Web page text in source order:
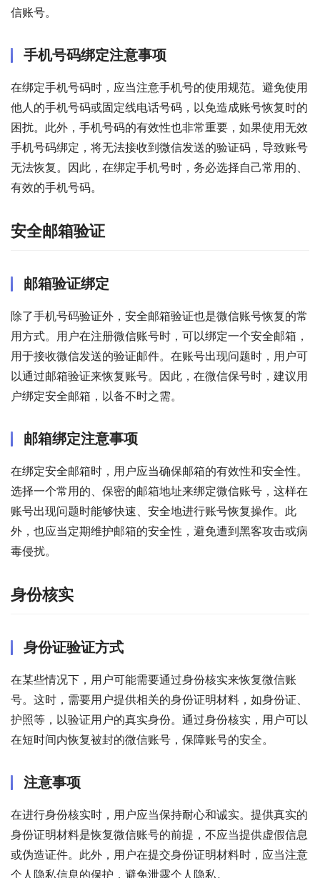
信账号。
手机号码绑定注意事项
在绑定手机号码时，应当注意手机号的使用规范。避免使用
他人的手机号码或固定线电话号码，以免造成账号恢复时的
困扰。此外，手机号码的有效性也非常重要，如果使用无效
手机号码绑定，将无法接收到微信发送的验证码，导致账号
无法恢复。因此，在绑定手机号时，务必选择自己常用的、
有效的手机号码。
安全邮箱验证
邮箱验证绑定
除了手机号码验证外，安全邮箱验证也是微信账号恢复的常
用方式。用户在注册微信账号时，可以绑定一个安全邮箱，
用于接收微信发送的验证邮件。在账号出现问题时，用户可
以通过邮箱验证来恢复账号。因此，在微信保号时，建议用
户绑定安全邮箱，以备不时之需。
邮箱绑定注意事项
在绑定安全邮箱时，用户应当确保邮箱的有效性和安全性。
选择一个常用的、保密的邮箱地址来绑定微信账号，这样在
账号出现问题时能够快速、安全地进行账号恢复操作。此
外，也应当定期维护邮箱的安全性，避免遭到黑客攻击或病
毒侵扰。
身份核实
身份证验证方式
在某些情况下，用户可能需要通过身份核实来恢复微信账
号。这时，需要用户提供相关的身份证明材料，如身份证、
护照等，以验证用户的真实身份。通过身份核实，用户可以
在短时间内恢复被封的微信账号，保障账号的安全。
注意事项
在进行身份核实时，用户应当保持耐心和诚实。提供真实的
身份证明材料是恢复微信账号的前提，不应当提供虚假信息
或伪造证件。此外，用户在提交身份证明材料时，应当注意
个人隐私信息的保护，避免泄露个人隐私。